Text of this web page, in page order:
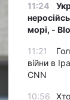
11:24
морі, -
11:21
війни в
CNN
10:56